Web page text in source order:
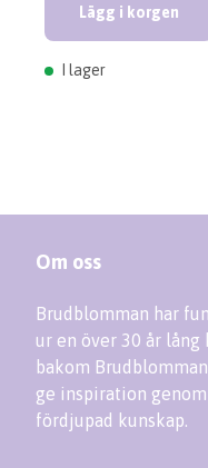
Lägg i korgen
I lager
Om oss
Brudblomman har
ur en över 30 år
bakom
ge inspiration
fördjupad kunskap.